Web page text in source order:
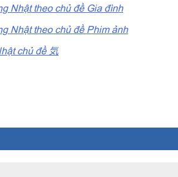
Nhật theo chủ đề Gia đình
Nhật theo chủ đề Phim ảnh
chủ đề 気